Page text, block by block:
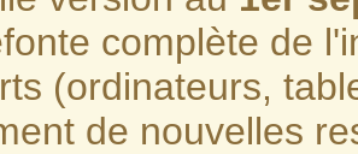
complète de
(ordinateurs,
de nouvelles